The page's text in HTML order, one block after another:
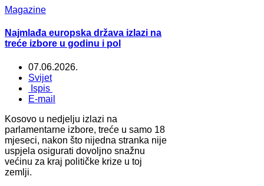
Magazine
Najmlađa europska država izlazi na
treće izbore u godinu i pol
07.06.2026.
Svijet
Ispis
E-mail
Kosovo u nedjelju izlazi na
parlamentarne izbore, treće u samo 18
mjeseci, nakon što nijedna stranka nije
uspjela osigurati dovoljno snažnu
većinu za kraj političke krize u toj
zemlji.